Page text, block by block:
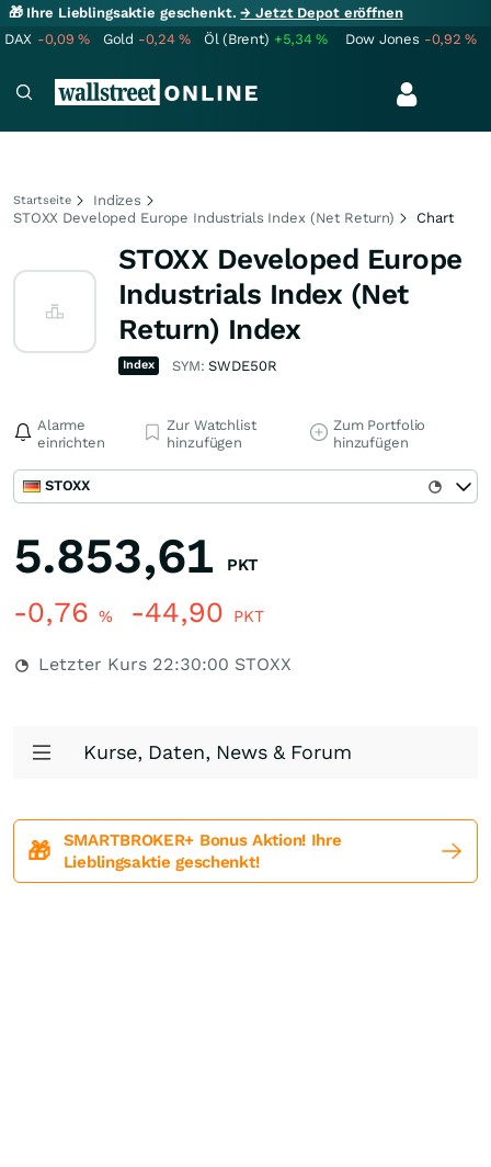
🎁 Ihre Lieblingsaktie geschenkt.→ Jetzt Depot eröffnen
DAX -0,09% Gold -0,24% Öl (Brent) +5,34% Dow Jones -0,92%
Startseite
Indizes
STOXX Developed Europe Industrials Index (Net Return)
Chart
STOXX Developed Europe
Industrials Index (Net
Return) Index
Index SYM:SWDE50R
Alarme
einrichten
Zur Watchlist
hinzufügen
Zum Portfolio
hinzufügen
STOXX
5.853,61 PKT
-0,76 % -44,90 PKT
Letzter Kurs 22:30:00 STOXX
Kurse, Daten, News & Forum
🎁
SMARTBROKER+ Bonus Aktion! Ihre
Lieblingsaktie geschenkt!